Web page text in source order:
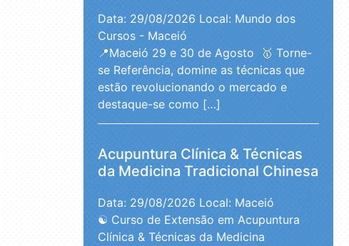
Data: 29/08/2026 Local: Mundo dos
Cursos - Maceió
📍Maceió 29 e 30 de Agosto 🥇 Torne-
se Referência, domine as técnicas que
estão revolucionando o mercado e
destaque-se como […]
Acupuntura Clínica & Técnicas
da Medicina Tradicional Chinesa
Data: 29/08/2026 Local: Maceió
☯️ Curso de Extensão em Acupuntura
Clínica & Técnicas da Medicina